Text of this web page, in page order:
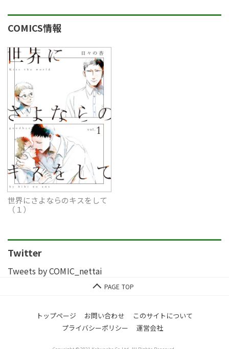
COMICS情報
世界にさよならのキスをして
（１）
Twitter
Tweets by COMIC_nettai
トップページ お問い合わせ
このサイトについて
プライバシーポリシー
運営会社